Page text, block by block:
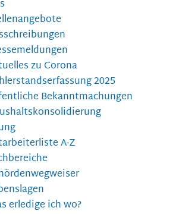
zu Corona
2025
Bekanntmachungen
A-Z
erledige ich wo?